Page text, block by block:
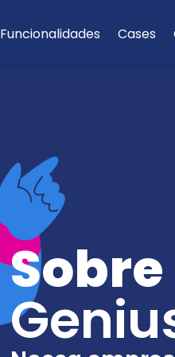
Funcionalidades Cases
Sobre